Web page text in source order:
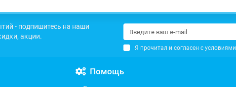
- подпишитесь на наши
акции.
Я прочитал и согласен с условиями
Помощь